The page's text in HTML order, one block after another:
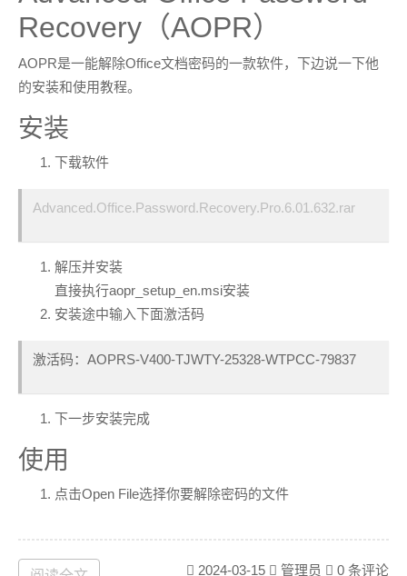
Wrapper\rdpwrap.ini
内没有当前系统对应版本的配置。
rdpwrap.ini项目
件覆盖掉C:\Program Files\RDP Wrapper\rdpwrap.ini
的。
Recovery（AOPR）
AOPR是一能解除Office文档密码的一款软件，下边说一下他
的安装和使用教程。
安装
下载软件
Advanced.Office.Password.Recovery.Pro.6.01.632.rar
解压并安装
直接执行aopr_setup_en.msi安装
安装途中输入下面激活码
激活码：AOPRS-V400-TJWTY-25328-WTPCC-79837
下一步安装完成
使用
点击Open File选择你要解除密码的文件
直接默认bruteforce attack(野兽攻击) 其实就是所有模式
2024-03-15 管理员 0 条评论